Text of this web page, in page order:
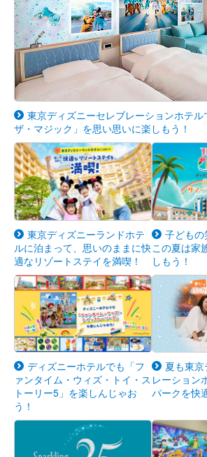
東京ディズニーセレブレーションホテル
ザ・マジック」を思い思いに楽しもう！
東京ディズニーランドホテ
ルに泊まって、思いのままに快
適なリゾートステイを満喫！
子どもの
この夏は家
しもう！
ディズニーホテルでも「フ
ァンタイム・ウィズ・トイ・ス
トーリー5」を楽しんじゃお
う！
夏も東
レーション
パークを快